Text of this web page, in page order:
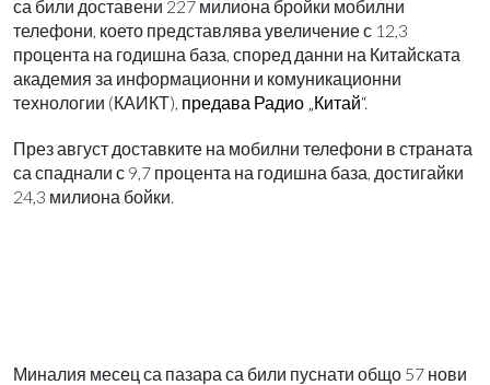
са били доставени 227 милиона бройки мобилни
телефони, което представлява увеличение с 12,3
процента на годишна база, според данни на Китайската
академия за информационни и комуникационни
технологии (КАИКТ), предава Радио „Китай“.
През август доставките на мобилни телефони в страната
са спаднали с 9,7 процента на годишна база, достигайки
24,3 милиона бойки.
Миналия месец са пазара са били пуснати общо 57 нови